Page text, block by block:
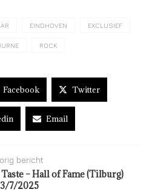
EINDHOVEN EXCLUSIEF
ROCK
Facebook Twitter
Email
bericht
– Hall of Fame (Tilburg)
3/7/2025